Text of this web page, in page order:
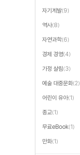
자기계발(9)
역사(8)
자연과학(6)
경제 경영(4)
가정 살림(3)
예술 대중문화(2)
어린이 유아(1)
종교(1)
무료eBook(1)
만화(1)